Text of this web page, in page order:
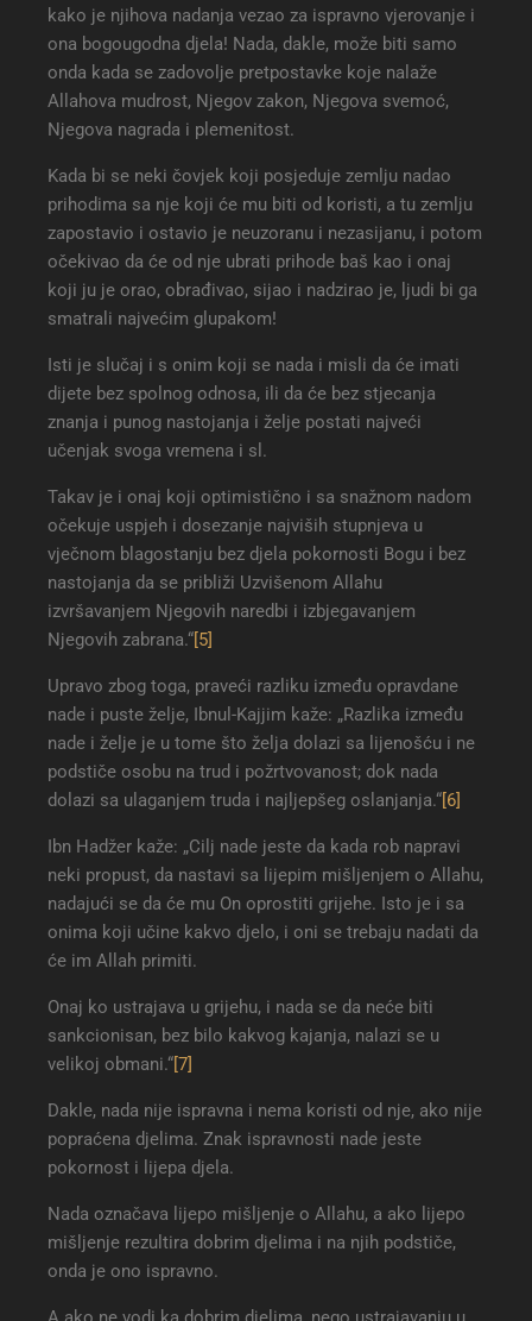
kako je njihova nadanja vezao za ispravno vjerovanje i
ona bogougodna djela! Nada, dakle, može biti samo
onda kada se zadovolje pretpostavke koje nalaže
Allahova mudrost, Njegov zakon, Njegova svemoć,
Njegova nagrada i plemenitost.
Kada bi se neki čovjek koji posjeduje zemlju nadao
prihodima sa nje koji će mu biti od koristi, a tu zemlju
zapostavio i ostavio je neuzoranu i nezasijanu, i potom
očekivao da će od nje ubrati prihode baš kao i onaj
koji ju je orao, obrađivao, sijao i nadzirao je, ljudi bi ga
smatrali najvećim glupakom!
Isti je slučaj i s onim koji se nada i misli da će imati
dijete bez spolnog odnosa, ili da će bez stjecanja
znanja i punog nastojanja i želje postati najveći
učenjak svoga vremena i sl.
Takav je i onaj koji optimistično i sa snažnom nadom
očekuje uspjeh i dosezanje najviših stupnjeva u
vječnom blagostanju bez djela pokornosti Bogu i bez
nastojanja da se približi Uzvišenom Allahu
izvršavanjem Njegovih naredbi i izbjegavanjem
Njegovih zabrana.“[5]
Upravo zbog toga, praveći razliku između opravdane
nade i puste želje, Ibnul-Kajjim kaže: „Razlika između
nade i želje je u tome što želja dolazi sa lijenošću i ne
podstiče osobu na trud i požrtvovanost; dok nada
dolazi sa ulaganjem truda i najljepšeg oslanjanja.“[6]
Ibn Hadžer kaže: „Cilj nade jeste da kada rob napravi
neki propust, da nastavi sa lijepim mišljenjem o Allahu,
nadajući se da će mu On oprostiti grijehe. Isto je i sa
onima koji učine kakvo djelo, i oni se trebaju nadati da
će im Allah primiti.
Onaj ko ustrajava u grijehu, i nada se da neće biti
sankcionisan, bez bilo kakvog kajanja, nalazi se u
velikoj obmani.“[7]
Dakle, nada nije ispravna i nema koristi od nje, ako nije
popraćena djelima. Znak ispravnosti nade jeste
pokornost i lijepa djela.
Nada označava lijepo mišljenje o Allahu, a ako lijepo
mišljenje rezultira dobrim djelima i na njih podstiče,
onda je ono ispravno.